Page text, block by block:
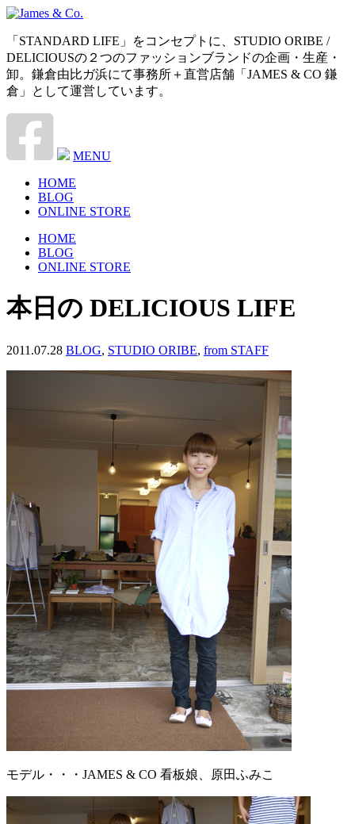
「STANDARD LIFE」をコンセプトに、STUDIO ORIBE /
DELICIOUSの２つのファッションブランドの企画・生産・
卸。鎌倉由比ガ浜にて事務所＋直営店舗「JAMES & CO 鎌
倉」として運営しています。
MENU
HOME
BLOG
ONLINE STORE
HOME
BLOG
ONLINE STORE
本日の DELICIOUS LIFE
2011.07.28 BLOG, STUDIO ORIBE, from STAFF
モデル・・・JAMES & CO 看板娘、原田ふみこ